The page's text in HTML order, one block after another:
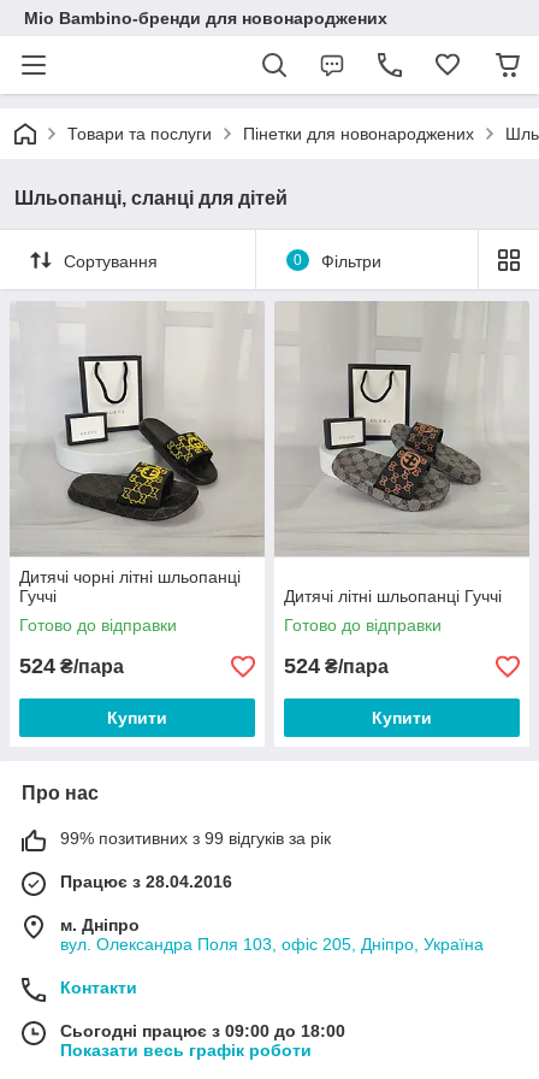
Mio Bambino-бренди для новонароджених
Товари та послуги Пінетки для новонароджених
Шльопанці, сланці для дітей
Сортування 0 Фільтри
Дитячі чорні літні шльопанці
Гуччі
Готово до відправки
524 ₴/пара
Купити
Дитячі літні шльопанці Гуччі
Готово до відправки
524 ₴/пара
Купити
Про нас
99% позитивних з 99 відгуків за рік
Працює з 28.04.2016
м. Дніпро
вул. Олександра Поля 103, офіс 205, Дніпро, Україна
Контакти
Сьогодні працює з 09:00 до 18:00
Показати весь графік роботи